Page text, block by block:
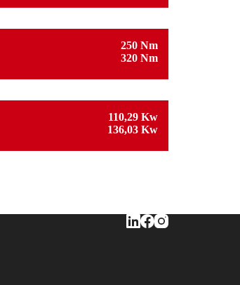
250 Nm
320 Nm
110,29 Kw
136,03 Kw